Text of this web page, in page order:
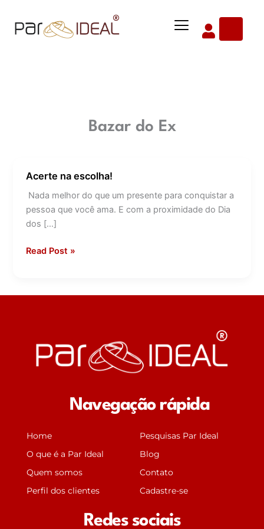
para
Menu
Bazar do Ex
Acerte na escolha!
Nada melhor do que um presente para conquistar a
pessoa que você ama. E com a proximidade do Dia
dos […]
Acerte
na
Read Post »
Navegação rápida
Home
O que é a Par Ideal
Quem somos
Perfil dos clientes
Pesquisas Par Ideal
Blog
Contato
Cadastre-se
Redes sociais